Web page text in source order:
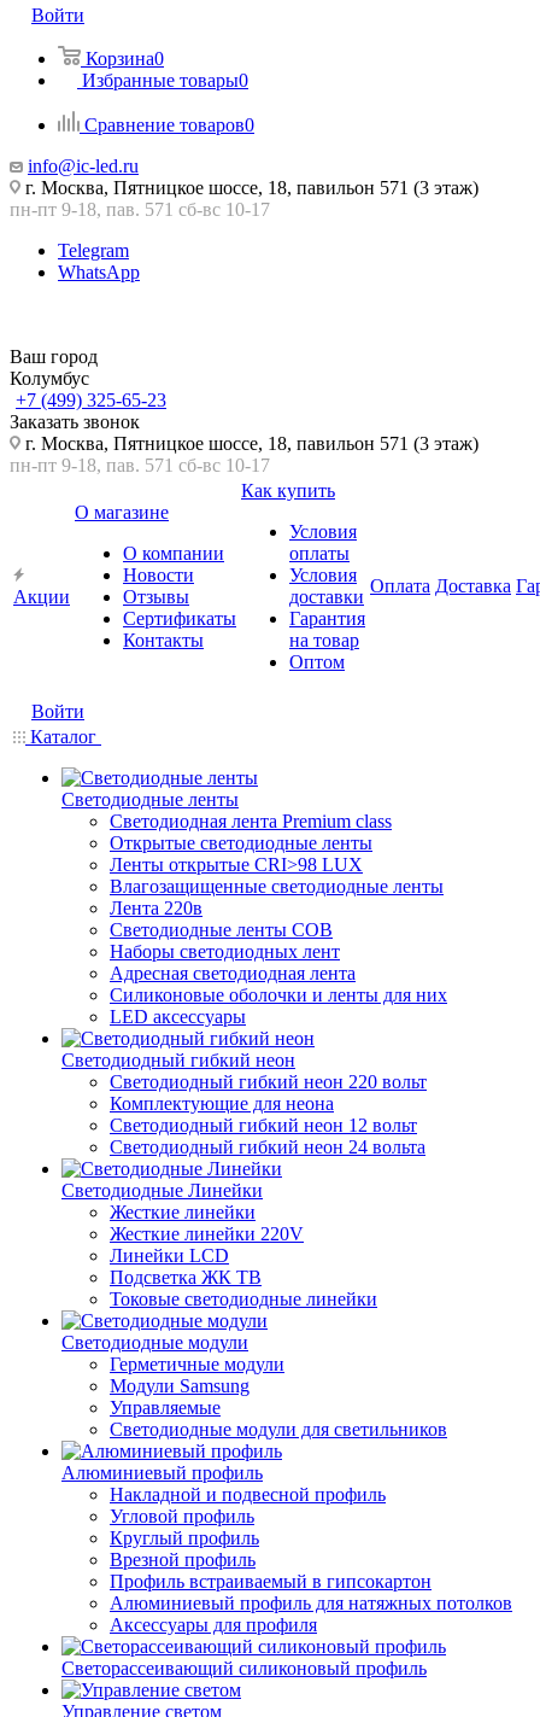
Войти
Корзина0
Избранные товары0
Сравнение товаров0
info@ic-led.ru
г. Москва, Пятницкое шоссе, 18, павильон 571 (3 этаж)
пн-пт 9-18, пав. 571 сб-вс 10-17
Telegram
WhatsApp
Ваш город
Колумбус
+7 (499) 325-65-23
Заказать звонок
г. Москва, Пятницкое шоссе, 18, павильон 571 (3 этаж)
пн-пт 9-18, пав. 571 сб-вс 10-17
Акции
О магазине
О компании
Новости
Отзывы
Сертификаты
Контакты
Как купить
Условия
оплаты
Условия
доставки
Гарантия
на товар
Оптом
Оплата Доставка
Войти
Каталог
Светодиодные ленты
Светодиодная лента Premium class
Открытые светодиодные ленты
Ленты открытые CRI>98 LUX
Влагозащищенные светодиодные ленты
Лента 220в
Светодиодные ленты COB
Наборы светодиодных лент
Адресная светодиодная лента
Силиконовые оболочки и ленты для них
LED аксессуары
Светодиодный гибкий неон
Светодиодный гибкий неон 220 вольт
Комплектующие для неона
Светодиодный гибкий неон 12 вольт
Светодиодный гибкий неон 24 вольта
Светодиодные Линейки
Жесткие линейки
Жесткие линейки 220V
Линейки LCD
Подсветка ЖК ТВ
Токовые светодиодные линейки
Светодиодные модули
Герметичные модули
Модули Samsung
Управляемые
Светодиодные модули для светильников
Алюминиевый профиль
Накладной и подвесной профиль
Угловой профиль
Круглый профиль
Врезной профиль
Профиль встраиваемый в гипсокартон
Алюминиевый профиль для натяжных потолков
Аксессуары для профиля
Светорассеивающий силиконовый профиль
Управление светом